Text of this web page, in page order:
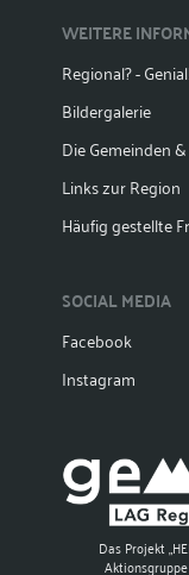
WEITERE
Regional? -
Bildergalerie
Die Gemeinden
Links zur Region
Häufig gestellte
SOCIAL MEDIA
Facebook
Instagram
Das Projekt